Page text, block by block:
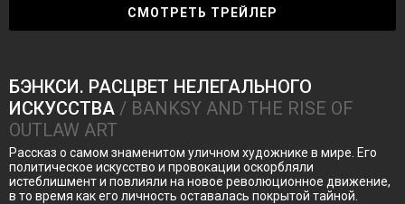
СМОТРЕТЬ ТРЕЙЛЕР
БЭНКСИ. РАСЦВЕТ НЕЛЕГАЛЬНОГО
ИСКУССТВА / BANKSY AND THE RISE OF
OUTLAW ART
Рассказ о самом знаменитом уличном художнике в мире. Его
политическое искусство и провокации оскорбляли
истеблишмент и повлияли на новое революционное движение,
в то время как его личность оставалась покрытой тайной.